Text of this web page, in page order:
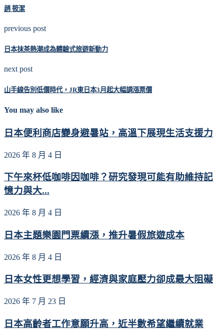
趙 筱潔
previous post
日本抹茶熱潮成為體驗式旅遊新動力
next post
山手線告別低價時代，JR東日本3月起大幅調漲票價
You may also like
日本便利商店變身避暑站，高溫下展現生活支援力
2026 年 8 月 4 日
下午來杯低咖啡因咖啡？研究發現可能有助維持記
憶力與大...
2026 年 8 月 4 日
日本主題樂園門票續漲，推升暑假旅遊成本
2026 年 8 月 4 日
日本女性更想學習，經濟與家庭壓力卻成最大阻礙
2026 年 7 月 23 日
日本高齡者工作意願升高，近半數希望繼續就業